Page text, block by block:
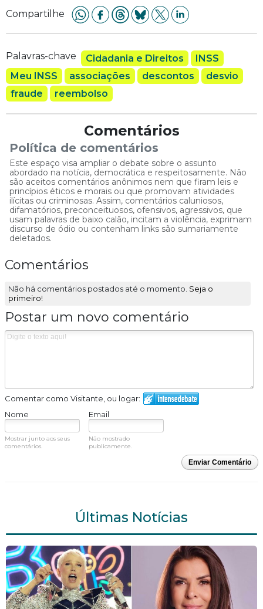
Compartilhe
Palavras-chave Cidadania e Direitos
INSS
Meu INSS
associações descontos
desvio
fraude
reembolso
Comentários
Política de comentários
Este espaço visa ampliar o debate sobre o assunto
abordado na notícia, democrática e respeitosamente. Não
são aceitos comentários anônimos nem que firam leis e
princípios éticos e morais ou que promovam atividades
ilícitas ou criminosas. Assim, comentários caluniosos,
difamatórios, preconceituosos, ofensivos, agressivos, que
usam palavras de baixo calão, incitam a violência, exprimam
discurso de ódio ou contenham links são sumariamente
deletados.
Comentários
Não há comentários postados até o momento. Seja o
primeiro!
Postar um novo comentário
Comentar como Visitante, ou logar:
Nome
Email
Mostrar junto aos seus
comentários.
Não mostrado
publicamente.
Enviar Comentário
Últimas Notícias